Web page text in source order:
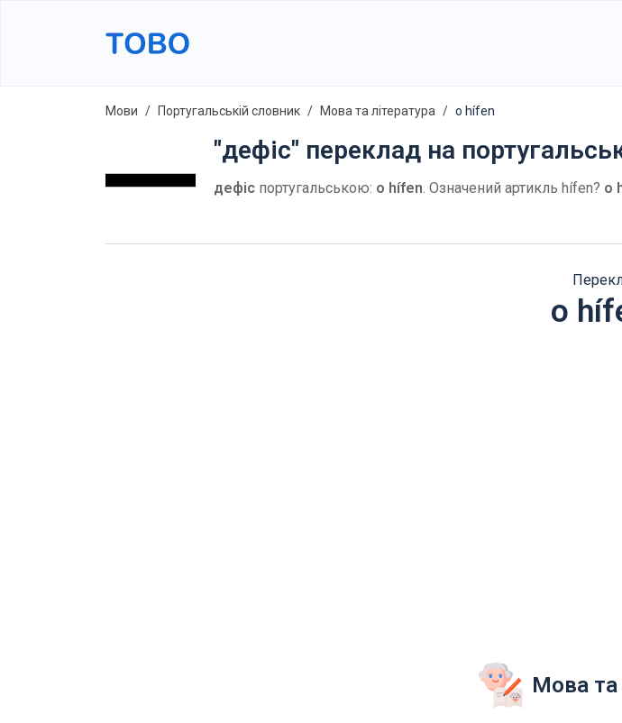
Мови Португальській словник Мова та література o hífen
"дефіс" переклад на
дефіс португальською: o hífen. Означений артикль hífen? o
o
Мова та